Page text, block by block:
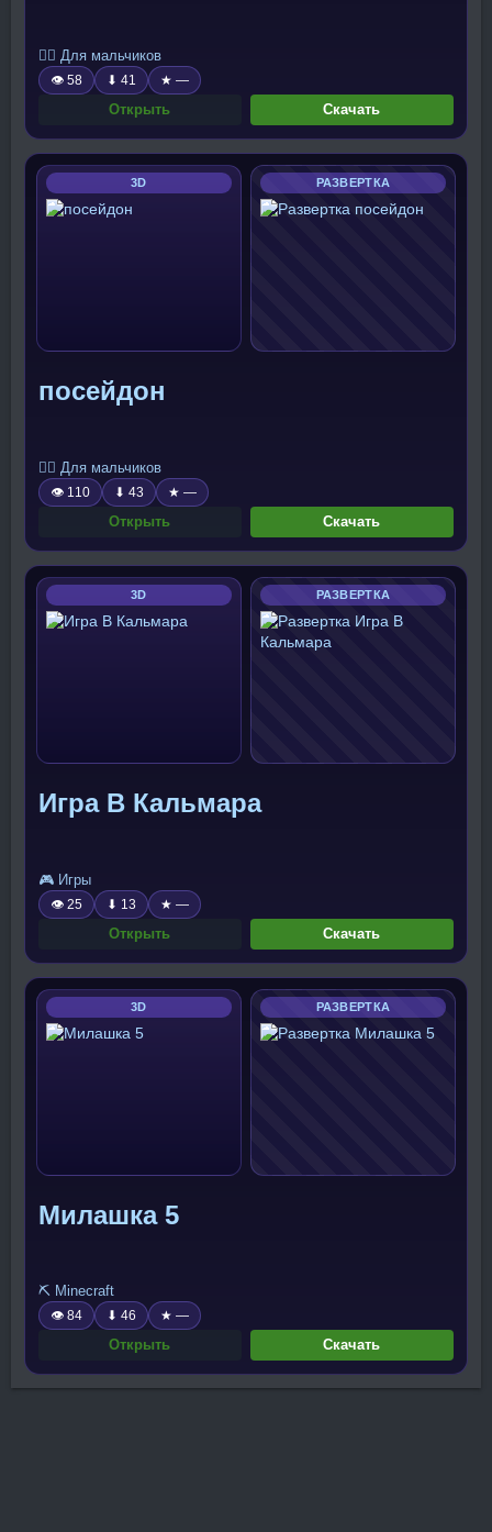
🧍‍♂️ Для мальчиков
👁 58 ⬇ 41 ★ —
Открыть Скачать
3D РАЗВЕРТКА
посейдон
🧍‍♂️ Для мальчиков
👁 110 ⬇ 43 ★ —
Открыть Скачать
3D РАЗВЕРТКА
Игра В Кальмара
🎮 Игры
👁 25 ⬇ 13 ★ —
Открыть Скачать
3D РАЗВЕРТКА
Милашка 5
⛏️ Minecraft
👁 84 ⬇ 46 ★ —
Открыть Скачать